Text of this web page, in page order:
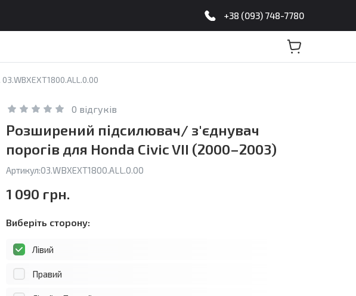
+38 (093) 748-7780
03.WBXEXT1800.ALL.0.00
0 відгуків
Розширений підсилювач/ з'єднувач
порогів для Honda Civic VII (2000–2003)
Артикул:03.WBXEXT1800.ALL.0.00
1 090 грн.
Виберіть сторону:
Лівий
Правий